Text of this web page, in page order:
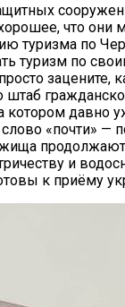
что они
туризма по
туризм по
зацените,
штаб
котором давно
«почти» —
и
к приёму